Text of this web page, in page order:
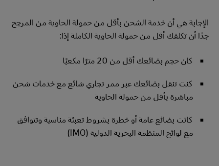
الإجابة هي أن خدمة الشحن بأقل من حمولة الحاوية من المرجح
جدًا أن تكلفك أقل من حمولة الحاوية الكاملة إذا:
كان حجم بضائعك أقل من 20 مترًا مكعبًا
كنت تنقل بضائعك عبر ممر تجاري شائع مع خدمات شحن
مباشرة بأقل من حمولة الحاوية
كانت بضائع عامة أو خطرة بشروط تعبئة مناسبة وتتوافق
مع لوائح المنظمة البحرية الدولية (IMO)